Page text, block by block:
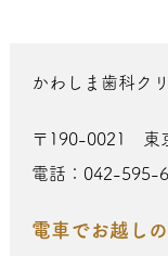
かわしま歯科ク
〒190-0021 東
電話：042-595-
電車でお越しの